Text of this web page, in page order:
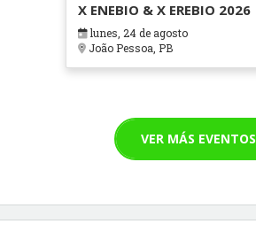
X ENEBIO & X EREBIO 2026
lunes, 24 de agosto
João Pessoa, PB
VER MÁS EVENTOS